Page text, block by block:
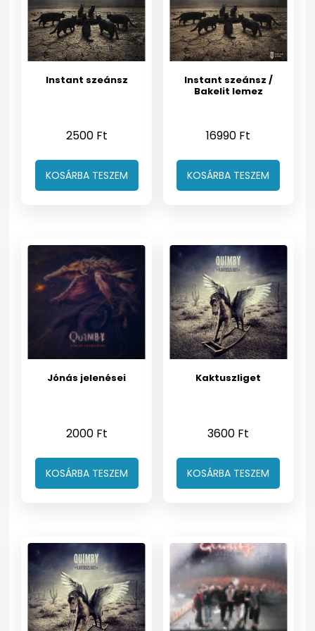
Instant szeánsz
2500 Ft
KOSÁRBA TESZEM
Instant szeánsz /
Bakelit lemez
16990 Ft
KOSÁRBA TESZEM
Jónás jelenései
2000 Ft
KOSÁRBA TESZEM
Kaktuszliget
3600 Ft
KOSÁRBA TESZEM